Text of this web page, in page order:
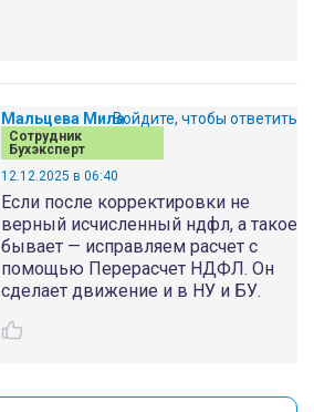
Мальцева Мила
Сотрудник
Бухэксперт
12.12.2025 в 06:40
Если после корректировки не
верный исчисленный ндфл, а такое
бывает — исправляем расчет с
помощью Перерасчет НДФЛ. Он
сделает движение и в НУ и БУ.
Войдите, чтобы ответить